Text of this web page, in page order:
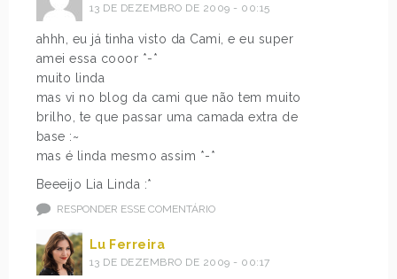
13 DE DEZEMBRO DE 2009 - 00:15
ahhh, eu já tinha visto da Cami, e eu super
amei essa cooor *-*
muito linda
mas vi no blog da cami que não tem muito
brilho, te que passar uma camada extra de
base :~
mas é linda mesmo assim *-*
Beeeijo Lia Linda :*
RESPONDER ESSE COMENTÁRIO
Lu Ferreira
13 DE DEZEMBRO DE 2009 - 00:17